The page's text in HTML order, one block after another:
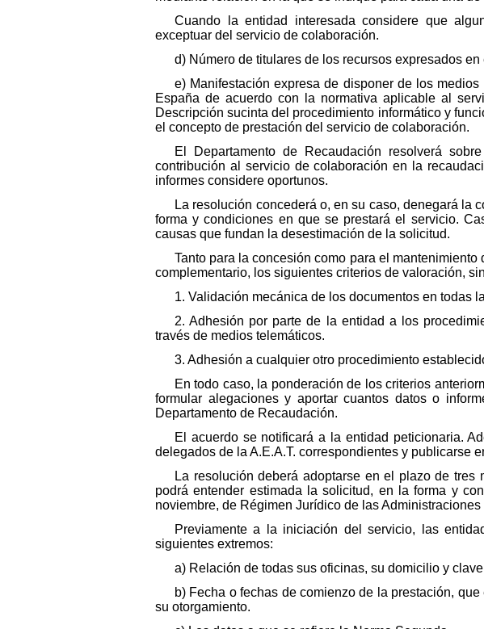
Cuando la entidad interesada considere que
exceptuar del servicio de colaboración.
d) Número de titulares de los recursos expresados en
e) Manifestación expresa de disponer de los
España de acuerdo con la normativa aplicable al
Descripción sucinta del procedimiento informático y
el concepto de prestación del servicio de colaboración.
El Departamento de Recaudación resolverá
contribución al servicio de colaboración en la
informes considere oportunos.
La resolución concederá o, en su caso, denegará la
forma y condiciones en que se prestará el servicio.
causas que fundan la desestimación de la solicitud.
Tanto para la concesión como para el
complementario, los siguientes criterios de valoración,
1. Validación mecánica de los documentos en todas
2. Adhesión por parte de la entidad a los
través de medios telemáticos.
3. Adhesión a cualquier otro procedimiento
En todo caso, la ponderación de los criterios
formular alegaciones y aportar cuantos datos o
Departamento de Recaudación.
El acuerdo se notificará a la entidad peticionaria.
delegados de la A.E.A.T. correspondientes y publicarse
La resolución deberá adoptarse en el plazo de
podrá entender estimada la solicitud, en la forma y
noviembre, de Régimen Jurídico de las
Previamente a la iniciación del servicio, las
siguientes extremos:
a) Relación de todas sus oficinas, su domicilio y
b) Fecha o fechas de comienzo de la prestación,
su otorgamiento.